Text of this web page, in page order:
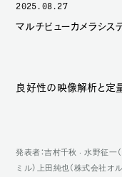
2025.08.27
マルチビューカメラシス
良好性の映像解析と定量
発表者：吉村千秋 ‧ ⽔野征⼀
ミル）上⽥純也（株式会社オ